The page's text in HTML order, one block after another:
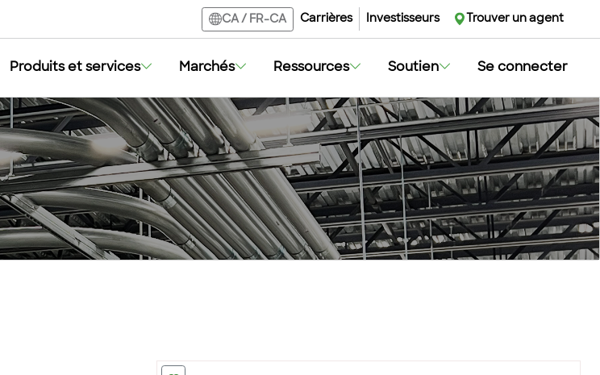
CA/ FR-CA Carrières Investisseurs Trouver un agent
Produits et services Marchés Ressources Soutien Se connecter